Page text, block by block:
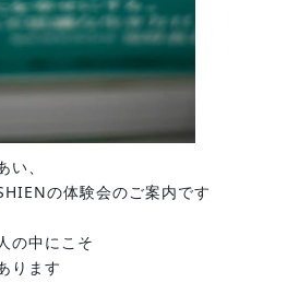
、
の体験会のご案内です
の中にこそ
ります